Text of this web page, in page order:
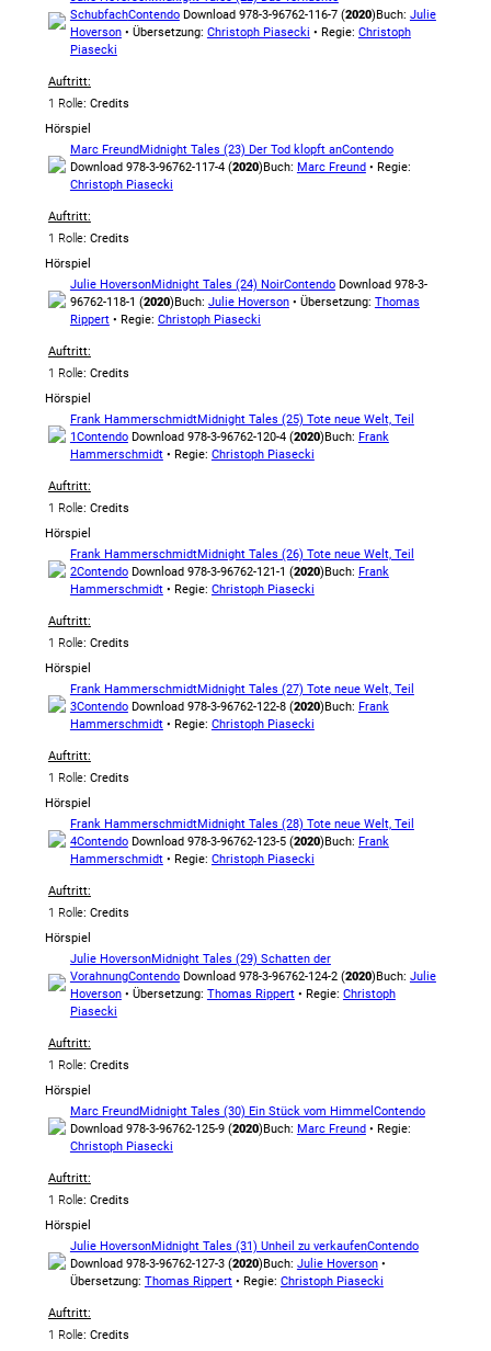
SchubfachContendoDownload 978-3-96762-116-7 (2020)Buch: Julie
Hoverson• Übersetzung: Christoph Piasecki • Regie: Christoph
Piasecki
Auftritt:
1 Rolle: Credits
Hörspiel
Marc FreundMidnight Tales (23) Der Tod klopft anContendo
Download 978-3-96762-117-4 (2020)Buch: Marc Freund• Regie:
Christoph Piasecki
Auftritt:
1 Rolle: Credits
Hörspiel
Julie HoversonMidnight Tales (24) NoirContendoDownload 978-3-
96762-118-1 (2020)Buch: Julie Hoverson• Übersetzung: Thomas
Rippert• Regie: Christoph Piasecki
Auftritt:
1 Rolle: Credits
Hörspiel
Frank HammerschmidtMidnight Tales (25) Tote neue Welt, Teil
1ContendoDownload 978-3-96762-120-4 (2020)Buch: Frank
Hammerschmidt• Regie: Christoph Piasecki
Auftritt:
1 Rolle: Credits
Hörspiel
Frank HammerschmidtMidnight Tales (26) Tote neue Welt, Teil
2ContendoDownload 978-3-96762-121-1 (2020)Buch: Frank
Hammerschmidt• Regie: Christoph Piasecki
Auftritt:
1 Rolle: Credits
Hörspiel
Frank HammerschmidtMidnight Tales (27) Tote neue Welt, Teil
3ContendoDownload 978-3-96762-122-8 (2020)Buch: Frank
Hammerschmidt• Regie: Christoph Piasecki
Auftritt:
1 Rolle: Credits
Hörspiel
Frank HammerschmidtMidnight Tales (28) Tote neue Welt, Teil
4ContendoDownload 978-3-96762-123-5 (2020)Buch: Frank
Hammerschmidt• Regie: Christoph Piasecki
Auftritt:
1 Rolle: Credits
Hörspiel
Julie HoversonMidnight Tales (29) Schatten der
VorahnungContendoDownload 978-3-96762-124-2 (2020)Buch: Julie
Hoverson• Übersetzung: Thomas Rippert• Regie: Christoph
Piasecki
Auftritt:
1 Rolle: Credits
Hörspiel
Marc FreundMidnight Tales (30) Ein Stück vom Himmel Contendo
Download 978-3-96762-125-9 (2020)Buch: Marc Freund• Regie:
Christoph Piasecki
Auftritt:
1 Rolle: Credits
Hörspiel
Julie HoversonMidnight Tales (31) Unheil zu verkaufenContendo
Download 978-3-96762-127-3 (2020)Buch: Julie Hoverson•
Übersetzung: Thomas Rippert• Regie: Christoph Piasecki
Auftritt:
1 Rolle: Credits